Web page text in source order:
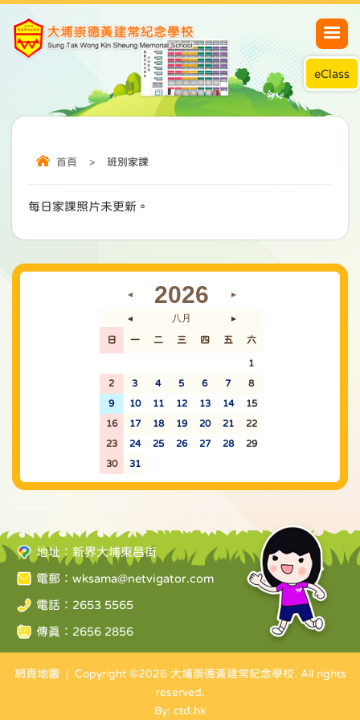
eClass
首頁 > 班別家課
每日家課照片未更新。
◄ 2026 ►
◄ 八月 ►
日 一 二 三 四 五 六
1
2 3 4 5 6 7 8
9 10 11 12 13 14 15
16 17 18 19 20 21 22
23 24 25 26 27 28 29
30 31
地址：新界大埔東昌街
電郵： wksama@netvigator.com
電話：2653 5565
傳真：2656 2856
網頁地圖 | Copyright ©2026 大埔崇德黃建常紀念學校. All rights
reserved.
By: ctd.hk